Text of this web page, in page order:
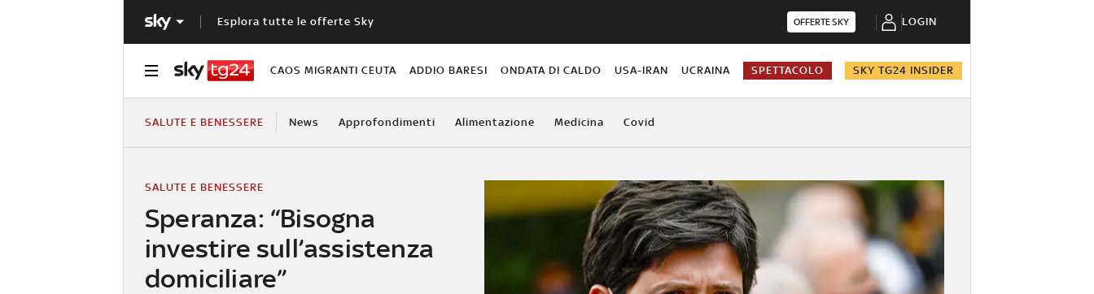
Esplora tutte le offerte Sky OFFERTE SKY LOGIN
CAOS MIGRANTI CEUTA ADDIO BARESI ONDATA DI CALDO USA-IRAN UCRAINA SPETTACOLO SKY TG24 INSIDER
SALUTE E BENESSERE News Approfondimenti Alimentazione Medicina Covid
Speranza: “Bisogna
investire sull’assistenza
domiciliare”
SALUTE E BENESSERE